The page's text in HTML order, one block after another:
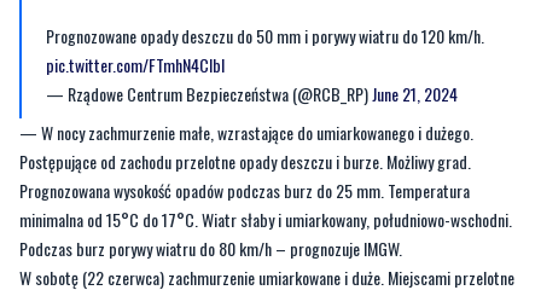
— W nocy zachmurzenie małe, wzrastające do umiarkowanego i dużego.
Postępujące od zachodu przelotne opady deszczu i burze. Możliwy grad.
Prognozowana wysokość opadów podczas burz do 25 mm. Temperatura
minimalna od 15°C do 17°C. Wiatr słaby i umiarkowany, południowo-wschodni.
Podczas burz porywy wiatru do 80 km/h – prognozuje IMGW.
W sobotę (22 czerwca) zachmurzenie umiarkowane i duże. Miejscami przelotne
opady deszczu, na wschodzie województwa początkowo burze. Prognozowana
wysokość opadów podczas burz do 20 mm. Temperatura maksymalna od 18°C
do 21°C. Wiatr słaby i umiarkowany, porywisty, nad morzem w porywach do 55